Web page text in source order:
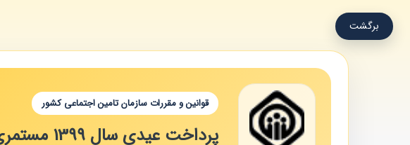
برگشت
قوانین و مقررات سازمان تامین اجتماعی کشور
پرداخت عیدی سال 1399 مستمری بگیران